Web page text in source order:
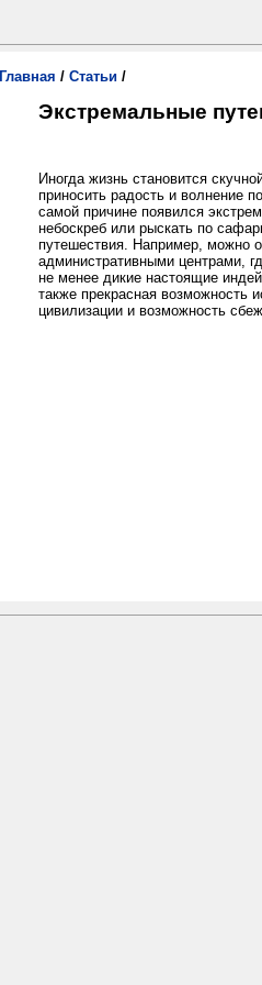
Главная / Статьи /
Экстремальные
Иногда жизнь становится
приносить радость и волнение
самой причине появился
небоскреб или рыскать по
путешествия. Например, можно
административными центрами,
не менее дикие настоящие
также прекрасная возможность
цивилизации и возможность